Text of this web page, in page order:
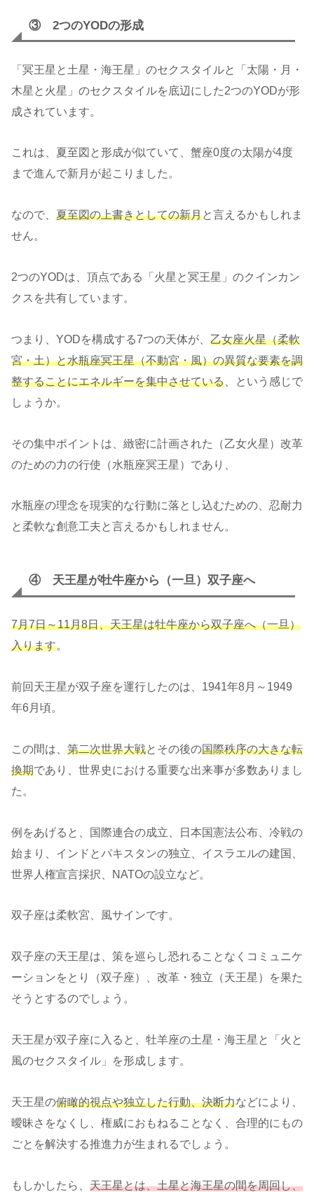
③ 2つのYODの形成
「冥王星と土星・海王星」のセクスタイルと「太陽・月・
木星と火星」のセクスタイルを底辺にした2つのYODが形
成されています。
これは、夏至図と形成が似ていて、蟹座0度の太陽が4度
まで進んで新月が起こりました。
なので、 夏至図の上書きとしての新月と言えるかもしれま
せん。
2つのYODは、頂点である「火星と冥王星」のクインカン
クスを共有しています。
つまり、YODを構成する7つの天体が、 乙女座火星（柔軟
宮・土）と水瓶座冥王星（不動宮・風）の異質な要素を調
整することにエネルギーを集中させている 、という感じで
しょうか。
その集中ポイントは、緻密に計画された（乙女火星）改革
のための力の行使（水瓶座冥王星）であり、
水瓶座の理念を現実的な行動に落とし込むための、忍耐力
と柔軟な創意工夫と言えるかもしれません。
④ 天王星が牡牛座から（一旦）双子座へ
7月7日～11月8日、天王星は牡牛座から双子座へ（一旦）
入ります。
前回天王星が双子座を運行したのは、1941年8月～1949
年6月頃。
この間は、 第二次世界大戦とその後の国際秩序の大きな転
換期であり、世界史における重要な出来事が多数ありまし
た。
例をあげると、国際連合の成立、日本国憲法公布、冷戦の
始まり、インドとパキスタンの独立、イスラエルの建国、
世界人権宣言採択、NATOの設立など。
双子座は柔軟宮、風サインです。
双子座の天王星は、策を巡らし恐れることなくコミュニケ
ーションをとり（双子座）、改革・独立（天王星）を果た
そうとするのでしょう。
天王星が双子座に入ると、牡羊座の土星・海王星と「火と
風のセクスタイル」を形成します。
天王星の俯瞰的視点や独立した行動、決断力などにより、
曖昧さをなくし、権威におもねることなく、合理的にもの
ごとを解決する推進力が生まれるでしょう。
もしかしたら、 天王星とは、土星と海王星の間を周回し、